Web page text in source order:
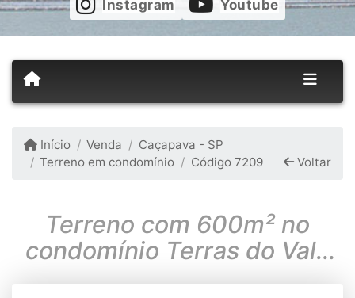
Instagram Youtube
Início Venda
Caçapava - SP
Terreno em condomínio
Código 7209 Voltar
Terreno com 600m² no
condomínio Terras do Vale
em Caçapava